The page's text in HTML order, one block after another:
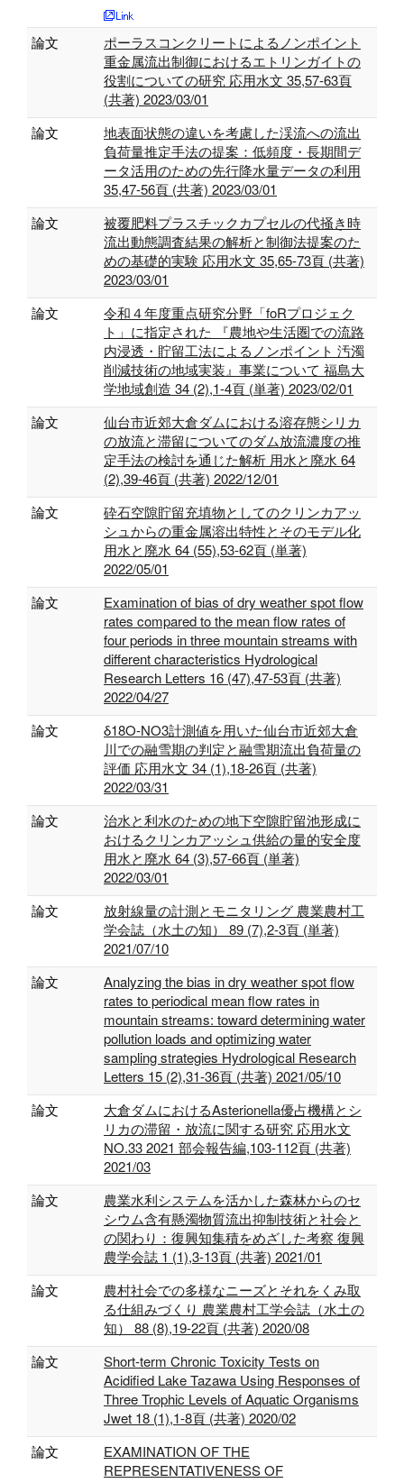
論文
ポーラスコンクリートによるノンポイント
重金属流出制御におけるエトリンガイトの
役割についての研究 応用水文 35,57-63頁
(共著) 2023/03/01
論文
地表面状態の違いを考慮した渓流への流出
負荷量推定手法の提案：低頻度・長期間デ
ータ活用のための先行降水量データの利用
35,47-56頁 (共著) 2023/03/01
論文
被覆肥料プラスチックカプセルの代掻き時
流出動態調査結果の解析と制御法提案のた
めの基礎的実験 応用水文 35,65-73頁 (共著)
2023/03/01
論文
令和４年度重点研究分野「foRプロジェク
ト」に指定された 『農地や生活圏での流路
内浸透・貯留工法によるノンポイント 汚濁
削減技術の地域実装』事業について 福島大
学地域創造 34 (2),1-4頁 (単著) 2023/02/01
論文
仙台市近郊大倉ダムにおける溶存態シリカ
の放流と滞留についてのダム放流濃度の推
定手法の検討を通じた解析 用水と廃水 64
(2),39-46頁 (共著) 2022/12/01
論文
砕石空隙貯留充填物としてのクリンカアッ
シュからの重金属溶出特性とそのモデル化
用水と廃水 64 (55),53-62頁 (単著)
2022/05/01
論文
Examination of bias of dry weather spot flow
rates compared to the mean flow rates of
four periods in three mountain streams with
different characteristics Hydrological
Research Letters 16 (47),47-53頁 (共著)
2022/04/27
論文
δ18O-NO3計測値を用いた仙台市近郊大倉
川での融雪期の判定と融雪期流出負荷量の
評価 応用水文 34 (1),18-26頁 (共著)
2022/03/31
論文
治水と利水のための地下空隙貯留池形成に
おけるクリンカアッシュ供給の量的安全度
用水と廃水 64 (3),57-66頁 (単著)
2022/03/01
論文
放射線量の計測とモニタリング 農業農村工
学会誌（水土の知） 89 (7),2-3頁 (単著)
2021/07/10
論文
Analyzing the bias in dry weather spot flow
rates to periodical mean flow rates in
mountain streams: toward determining water
pollution loads and optimizing water
sampling strategies Hydrological Research
Letters 15 (2),31-36頁 (共著) 2021/05/10
論文
大倉ダムにおけるAsterionella優占機構とシ
リカの滞留・放流に関する研究 応用水文
NO.33 2021 部会報告編,103-112頁 (共著)
2021/03
論文
農業水利システムを活かした森林からのセ
シウム含有懸濁物質流出抑制技術と社会と
の関わり：復興知集積をめざした考察 復興
農学会誌 1 (1),3-13頁 (共著) 2021/01
論文
農村社会での多様なニーズとそれをくみ取
る仕組みづくり 農業農村工学会誌（水土の
知） 88 (8),19-22頁 (共著) 2020/08
論文
Short-term Chronic Toxicity Tests on
Acidified Lake Tazawa Using Responses of
Three Trophic Levels of Aquatic Organisms
Jwet 18 (1),1-8頁 (共著) 2020/02
論文
EXAMINATION OF THE
REPRESENTATIVENESS OF